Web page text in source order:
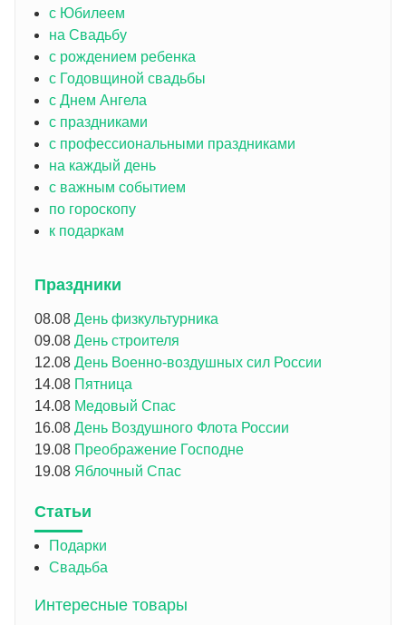
с Юбилеем
на Свадьбу
с рождением ребенка
с Годовщиной свадьбы
с Днем Ангела
с праздниками
с профессиональными праздниками
на каждый день
с важным событием
по гороскопу
к подаркам
Праздники
08.08 День физкультурника
09.08 День строителя
12.08 День Военно-воздушных сил России
14.08 Пятница
14.08 Медовый Спас
16.08 День Воздушного Флота России
19.08 Преображение Господне
19.08 Яблочный Спас
Статьи
Подарки
Свадьба
Интересные товары